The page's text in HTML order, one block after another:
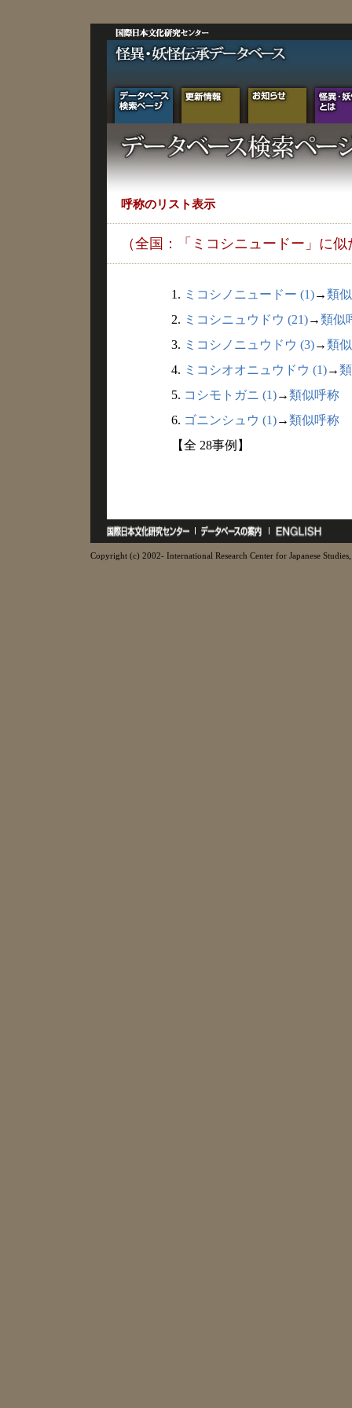
呼称のリスト表示
（全国：「ミコシニュードー」に
1. ミコシノニュードー (1)→類
2. ミコシニュウドウ (21)→類似
3. ミコシノニュウドウ (3)→類
4. ミコシオオニュウドウ (1)→
5. コシモトガニ (1)→類似呼称
6. ゴニンシュウ (1)→類似呼称
【全 28事例】
Copyright (c) 2002- International Research Center for Japanese